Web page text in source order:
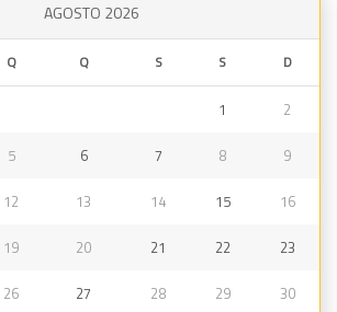
AGOSTO 2026
Q Q S S D
1 2
5 6 7 8 9
12 13 14 15 16
19 20 21 22 23
26 27 28 29 30